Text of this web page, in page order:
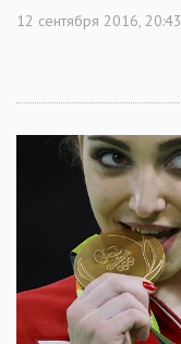
12 сентября 2016, 20:43